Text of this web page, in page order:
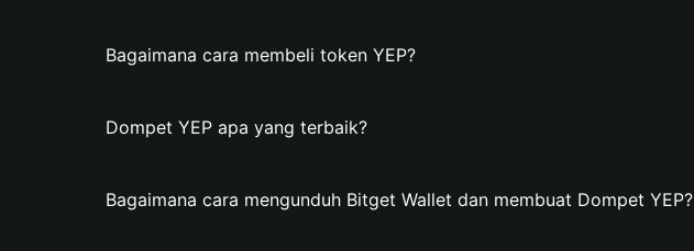
Bagaimana cara membeli token YEP?
Dompet YEP apa yang terbaik?
Bagaimana cara mengunduh Bitget Wallet dan membuat Dompet YEP?